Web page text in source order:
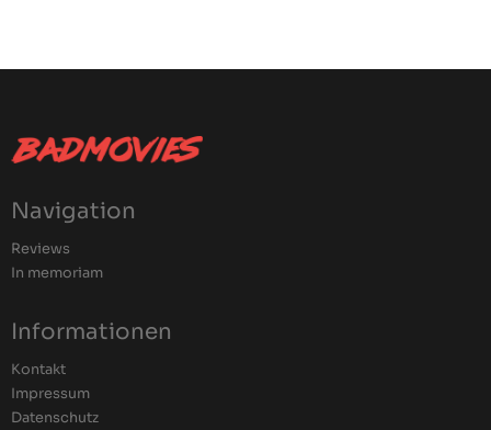
Navigation
Reviews
In memoriam
Informationen
Kontakt
Impressum
Datenschutz